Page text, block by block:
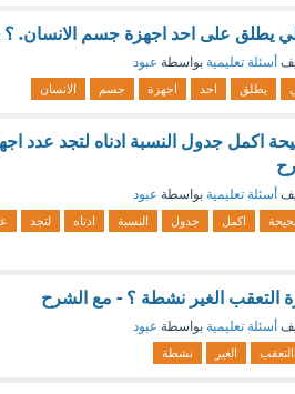
يطلق على احد اجهزة جسم الانسان.
أسئلة تعليمية بواسطة عبود
يطلق احد اجهزة جسم الانسان
أسئلة تعليمية بواسطة عبود
اكمل جدول النسبة ادناه لتجد
الغير نشطة ؟ - مع الشرح
أسئلة تعليمية بواسطة عبود
التعقب الغير نشطة